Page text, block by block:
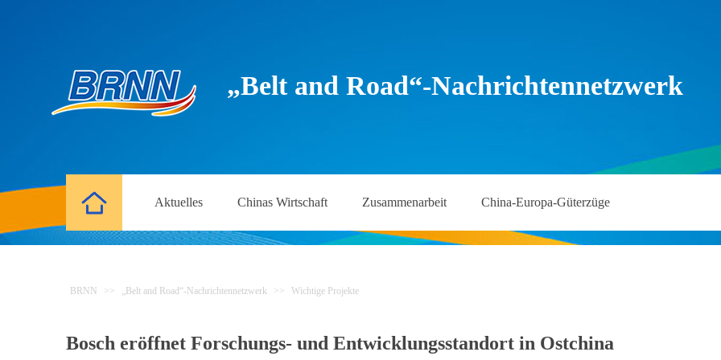
„Belt and Road“-Nachrichtennetzwerk
Aktuelles Chinas Wirtschaft Zusammenarbeit China-Europa-Güterzüge
BRNN >> „Belt and Road“-Nachrichtennetzwerk >> Wichtige Projekte
Bosch eröffnet Forschungs- und Entwicklungsstandort in Ostchina